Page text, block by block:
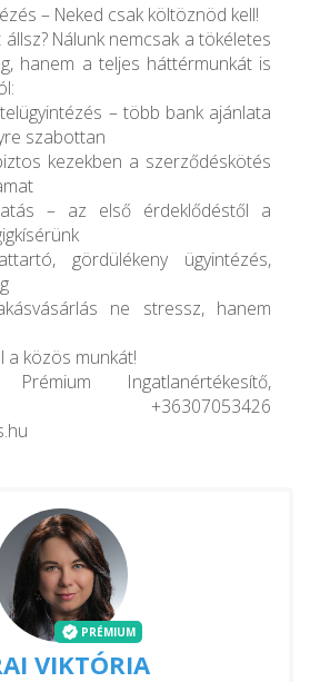
– Neked csak költöznöd kell!
Nálunk nemcsak a tökéletes
hanem a teljes háttérmunkát is
– több bank ajánlata
szabottan
kezekben a szerződéskötés
– az első érdeklődéstől a
gördülékeny ügyintézés,
ne stressz, hanem
a közös munkát!
Ingatlanértékesítő,
+36307053426
PRÉMIUM
VIKTÓRIA